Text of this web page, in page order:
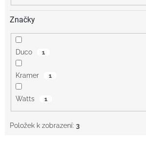
Značky
Duco 1
Kramer 1
Watts 1
Položek k zobrazení: 3